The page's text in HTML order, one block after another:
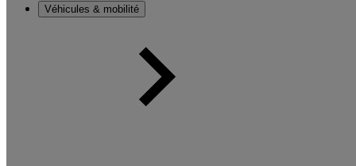
Véhicules & mobilité